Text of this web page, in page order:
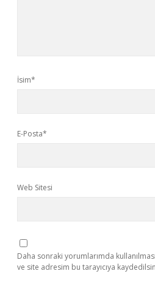
İsim*
E-Posta*
Web Sitesi
Daha sonraki yorumlarımda
ve site adresim bu tarayıcıya